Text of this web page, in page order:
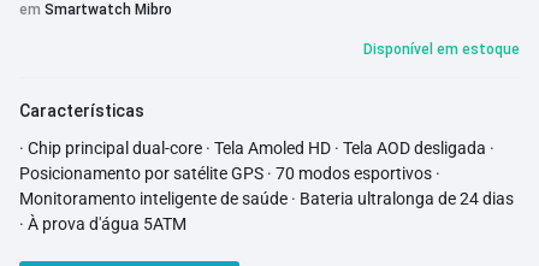
em Smartwatch Mibro
Disponível em estoque
Características
· Chip principal dual-core · Tela Amoled HD · Tela AOD desligada ·
Posicionamento por satélite GPS · 70 modos esportivos ·
Monitoramento inteligente de saúde · Bateria ultralonga de 24 dias
· À prova d'água 5ATM